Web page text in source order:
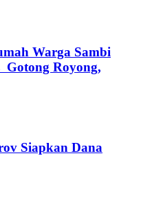
Warga Sambi
Royong,
Siapkan Dana